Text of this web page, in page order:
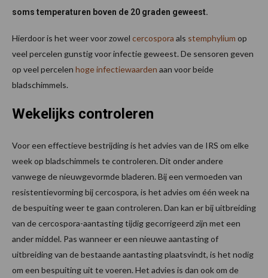
soms temperaturen boven de 20 graden geweest.
Hierdoor is het weer voor zowel cercospora als stemphylium op
veel percelen gunstig voor infectie geweest. De sensoren geven
op veel percelen hoge infectiewaarden aan voor beide
bladschimmels.
Wekelijks controleren
Voor een effectieve bestrijding is het advies van de IRS om elke
week op bladschimmels te controleren. Dit onder andere
vanwege de nieuwgevormde bladeren. Bij een vermoeden van
resistentievorming bij cercospora, is het advies om één week na
de bespuiting weer te gaan controleren. Dan kan er bij uitbreiding
van de cercospora-aantasting tijdig gecorrigeerd zijn met een
ander middel. Pas wanneer er een nieuwe aantasting of
uitbreiding van de bestaande aantasting plaatsvindt, is het nodig
om een bespuiting uit te voeren. Het advies is dan ook om de